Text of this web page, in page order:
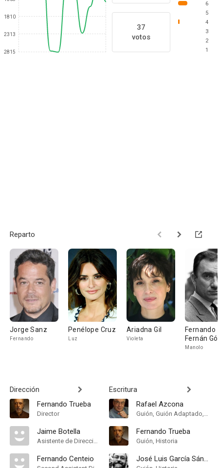
1810
2313
2815
37
votos
6
5
4
3
2
1
Reparto
Jorge Sanz
Fernando
Penélope Cruz
Luz
Ariadna Gil
Violeta
Fernando
Fernán
Manolo
Dirección
Fernando Trueba
Director
Jaime Botella
Asistente de Dirección
Fernando Centeio
Escritura
Rafael Azcona
Guión, Guión Adaptado, Historia
Fernando Trueba
Guión, Historia
José Luis García Sánchez